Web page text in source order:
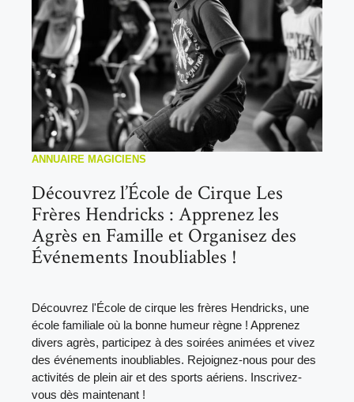
ANNUAIRE MAGICIENS
Découvrez l’École de Cirque Les
Frères Hendricks : Apprenez les
Agrès en Famille et Organisez des
Événements Inoubliables !
Découvrez l'École de cirque les frères Hendricks, une
école familiale où la bonne humeur règne ! Apprenez
divers agrès, participez à des soirées animées et vivez
des événements inoubliables. Rejoignez-nous pour des
activités de plein air et des sports aériens. Inscrivez-
vous dès maintenant !